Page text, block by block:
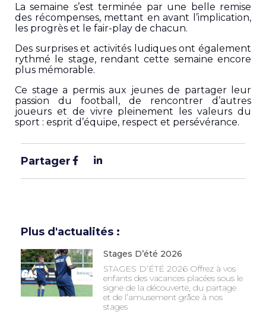
La semaine s’est terminée par une belle remise
des récompenses, mettant en avant l’implication,
les progrès et le fair-play de chacun.
Des surprises et activités ludiques ont également
rythmé le stage, rendant cette semaine encore
plus mémorable.
Ce stage a permis aux jeunes de partager leur
passion du football, de rencontrer d’autres
joueurs et de vivre pleinement les valeurs du
sport : esprit d’équipe, respect et persévérance.
Partager
Plus d'actualités :
Stages D’été 2026
STAGES D’ÉTÉ 2026 Offrez à vos
enfants des vacances placées sous le
signe de la découverte, du partage
et de l’amusement grâce à nos
stages